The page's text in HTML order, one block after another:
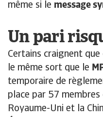
même si le message
Un pari
Certains craignent
le même sort que le
temporaire de
place par 57 membres
Royaume-Uni et la